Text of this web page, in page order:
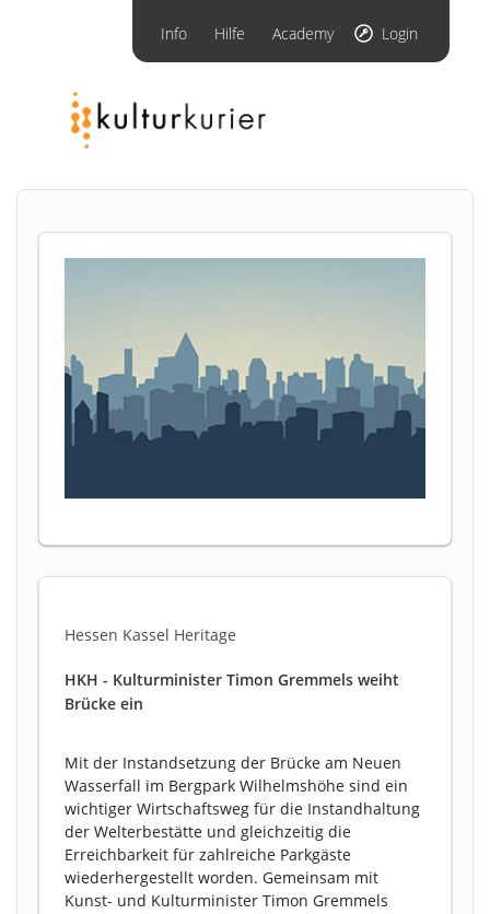
Info Hilfe Academy Login
Hessen Kassel Heritage
HKH - Kulturminister Timon Gremmels weiht
Brücke ein
Mit der Instandsetzung der Brücke am Neuen
Wasserfall im Bergpark Wilhelmshöhe sind ein
wichtiger Wirtschaftsweg für die Instandhaltung
der Welterbestätte und gleichzeitig die
Erreichbarkeit für zahlreiche Parkgäste
wiederhergestellt worden. Gemeinsam mit
Kunst- und Kulturminister Timon Gremmels